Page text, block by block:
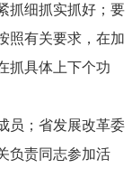
抓细抓实抓好；要
照有关要求，在加
抓具体上下个功
员；省发展改革委
负责同志参加活